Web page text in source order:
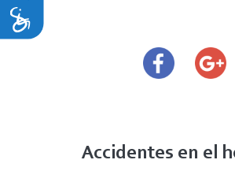
Accidentes en el